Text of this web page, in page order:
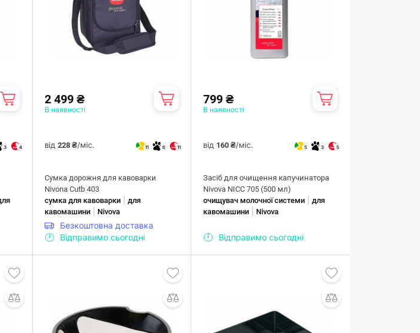
3 4
2 499 ₴
В наявності
від228 ₴/міс. 11 6 11
Сумка дорожня для кавоварки
Nivona Cutb 403
сумка для кавоварки |для
кавомашини
Nivova
Безкоштовна доставка
Відправимо сьогодні
799 ₴
В наявності
від 160 ₴/міс. 5 3 5
Засіб для очищення капучинатора
Nivova NICC 705 (500 мл)
очищувач молочної системи |для
кавомашини
Nivova
Відправимо сьогодні